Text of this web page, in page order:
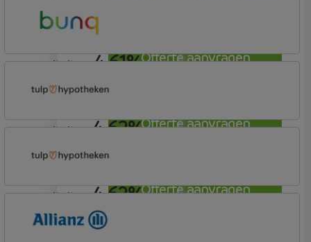
Offerte aanvragen
4,61%
Offerte aanvragen
Hypotheek
annuiteit
4,62%
Offerte aanvragen
Easy Mortgage
annuiteit
4,62%
Tulp Compleet Hypotheken
annuiteit
Tulp Compleet Hypotheken